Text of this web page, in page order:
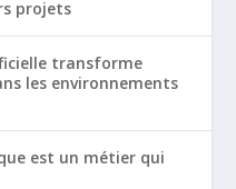
projets
transforme
les environnements
est un métier qui